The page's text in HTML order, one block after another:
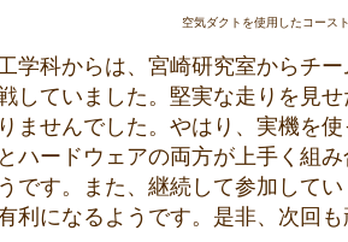
空気ダクトを使用したコース
学科からは、宮崎研究室からチ
していました。堅実な走りを見
ませんでした。やはり、実機を
ハードウェアの両方が上手く組
です。また、継続して参加して
利になるようです。是非、次回